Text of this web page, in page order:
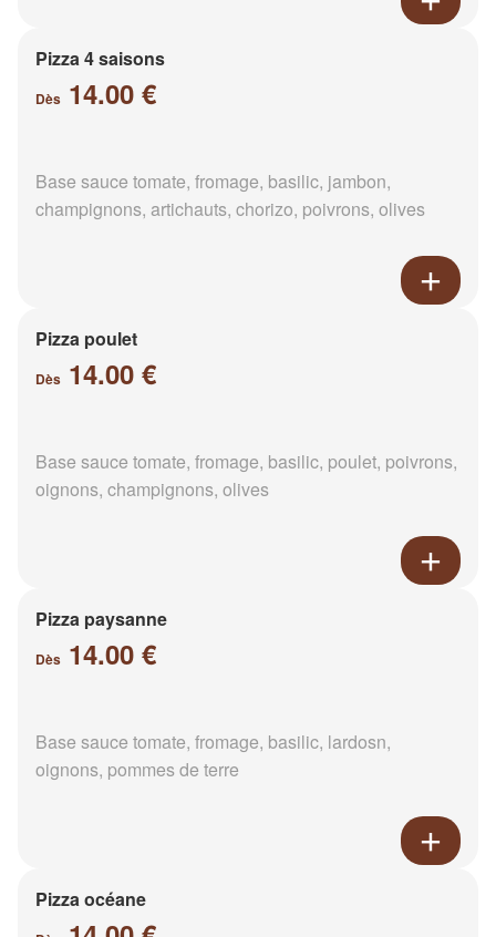
Pizza 4 saisons
Dès 14.00 €
Base sauce tomate, fromage, basilic, jambon,
champignons, artichauts, chorizo, poivrons, olives
Pizza poulet
Dès 14.00 €
Base sauce tomate, fromage, basilic, poulet, poivrons,
oignons, champignons, olives
Pizza paysanne
Dès 14.00 €
Base sauce tomate, fromage, basilic, lardosn,
oignons, pommes de terre
Pizza océane